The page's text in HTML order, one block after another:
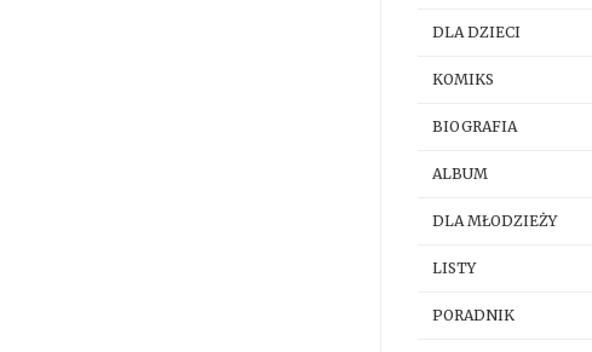
DLA DZIECI
KOMIKS
BIOGRAFIA
ALBUM
DLA MŁODZIEŻY
LISTY
PORADNIK